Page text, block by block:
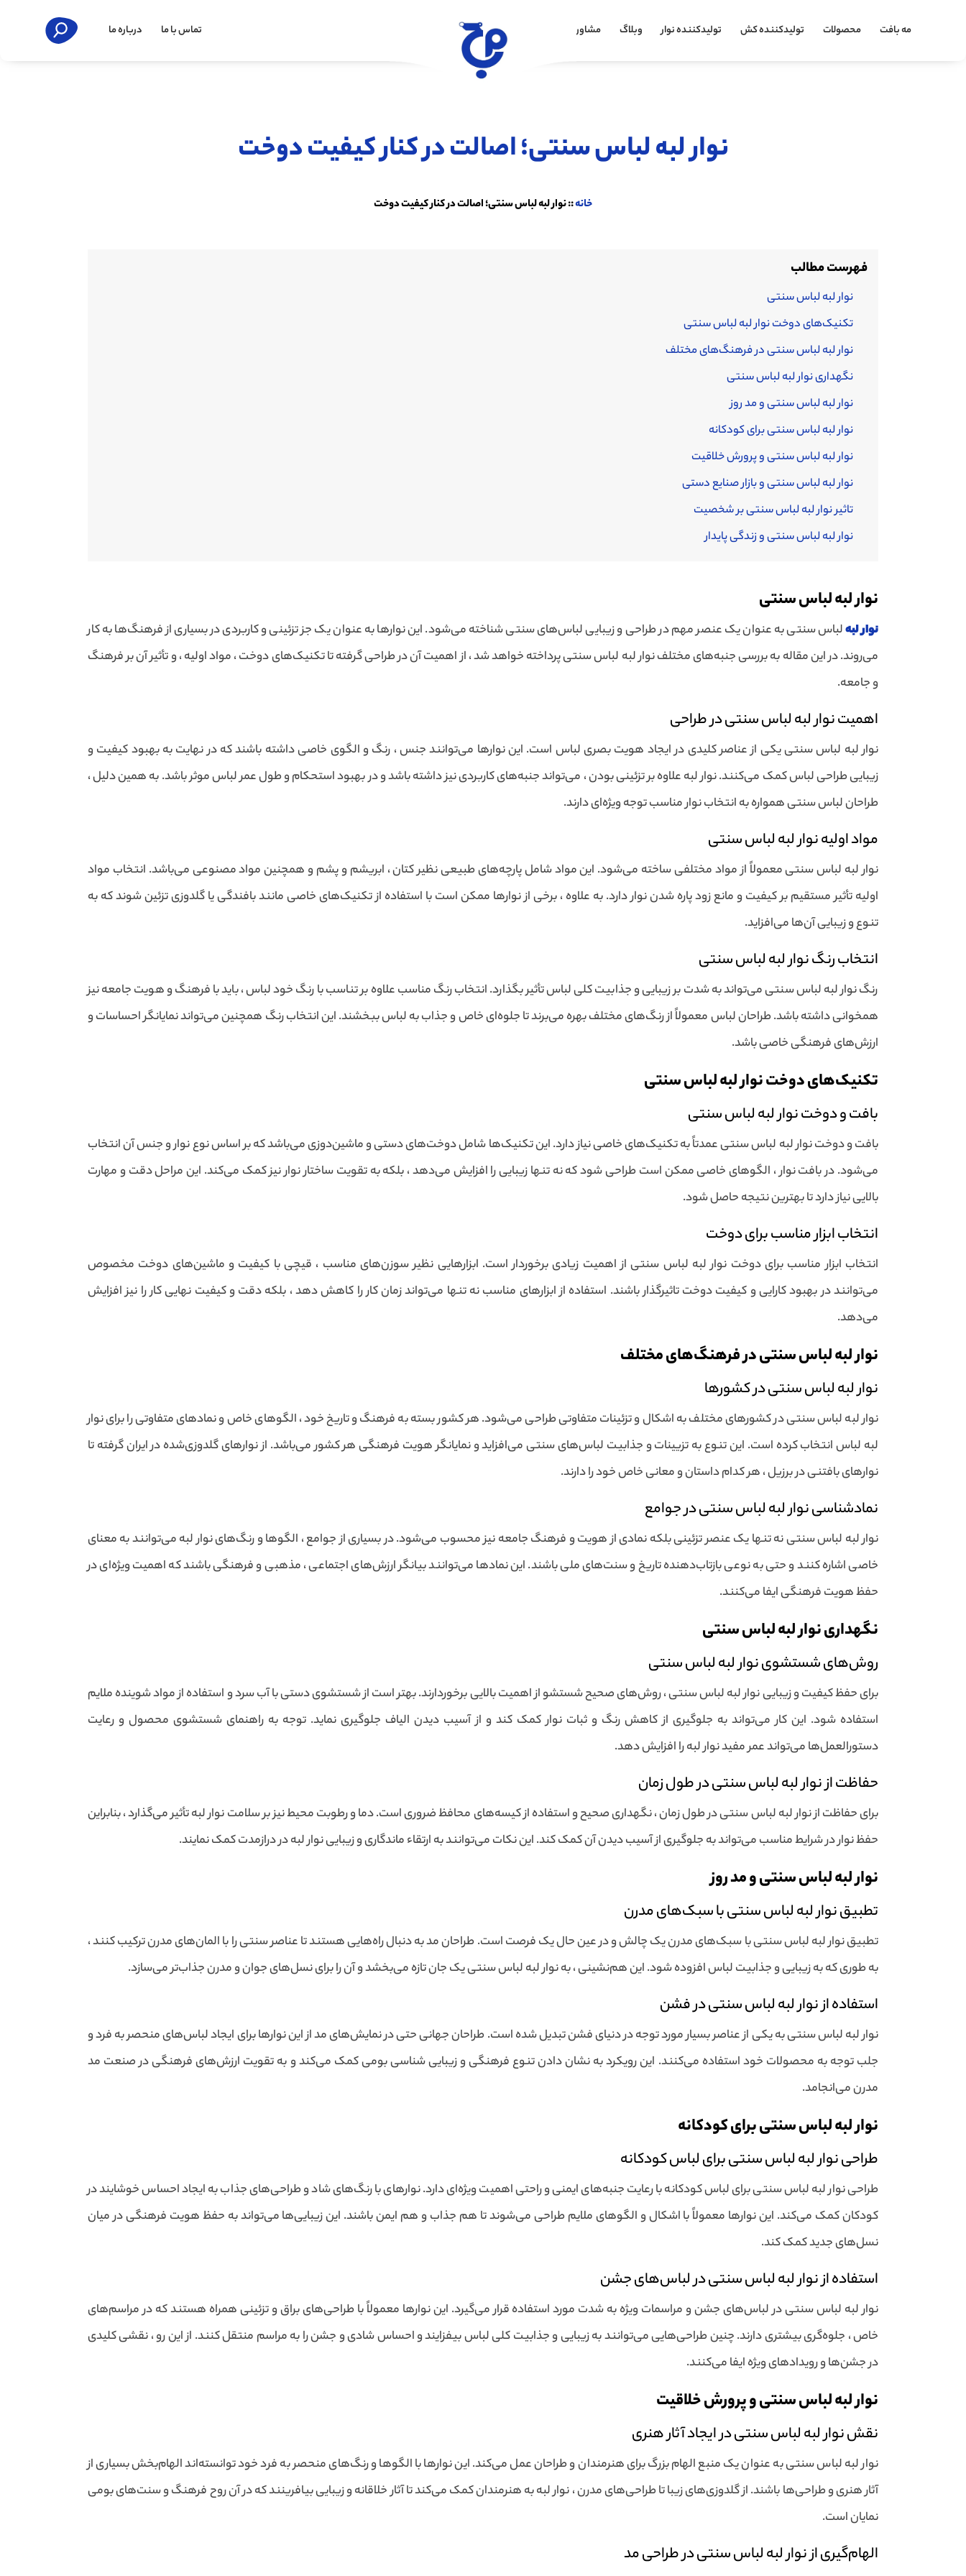
مه بافت محصولات تولیدکننده کش تولیدکننده نوار وبلاگ مشاوره خرید تماس با ما درباره ما
نوار لبه لباس سنتی؛ اصالت در کنار کیفیت دوخت
خانه::نوار لبه لباس سنتی؛ اصالت در کنار کیفیت دوخت
فهرست مطالب
نوار لبه لباس سنتی
تکنیک‌های دوخت نوار لبه لباس سنتی
نوار لبه لباس سنتی در فرهنگ‌های مختلف
نگهداری نوار لبه لباس سنتی
نوار لبه لباس سنتی و مد روز
نوار لبه لباس سنتی برای کودکانه
نوار لبه لباس سنتی و پرورش خلاقیت
نوار لبه لباس سنتی و بازار صنایع دستی
تاثیر نوار لبه لباس سنتی بر شخصیت
نوار لبه لباس سنتی و زندگی پایدار
نوار لبه لباس سنتی
نوار لبهلباس سنتی به عنوان یک عنصر مهم در طراحی و زیبایی لباس‌های سنتی شناخته می‌شود. این نوارها به عنوان یک جز تزئینی و کاربردی در بسیاری از فرهنگ‌ها به کار
می‌روند. در این مقاله به بررسی جنبه‌های مختلف نوار لبه لباس سنتی پرداخته خواهد شد ، از اهمیت آن در طراحی گرفته تا تکنیک‌های دوخت ، مواد اولیه ، و تأثیر آن بر فرهنگ
و جامعه.
اهمیت نوار لبه لباس سنتی در طراحی
نوار لبه لباس سنتی یکی از عناصر کلیدی در ایجاد هویت بصری لباس است. این نوارها می‌توانند جنس ، رنگ و الگوی خاصی داشته باشند که در نهایت به بهبود کیفیت و
زیبایی طراحی لباس کمک می‌کنند. نوار لبه علاوه بر تزئینی بودن ، می‌تواند جنبه‌های کاربردی نیز داشته باشد و در بهبود استحکام و طول عمر لباس موثر باشد. به همین دلیل ،
طراحان لباس سنتی همواره به انتخاب نوار مناسب توجه ویژه‌ای دارند.
مواد اولیه نوار لبه لباس سنتی
نوار لبه لباس سنتی معمولاً از مواد مختلفی ساخته می‌شود. این مواد شامل پارچه‌های طبیعی نظیر کتان ، ابریشم و پشم و همچنین مواد مصنوعی می‌باشد. انتخاب مواد
اولیه تأثیر مستقیم بر کیفیت و مانع زود پاره شدن نوار دارد. به علاوه ، برخی از نوارها ممکن است با استفاده از تکنیک‌های خاصی مانند بافندگی یا گلدوزی تزئین شوند که به
تنوع و زیبایی آن‌ها می‌افزاید.
انتخاب رنگ نوار لبه لباس سنتی
رنگ نوار لبه لباس سنتی می‌تواند به شدت بر زیبایی و جذابیت کلی لباس تأثیر بگذارد. انتخاب رنگ مناسب علاوه بر تناسب با رنگ خود لباس ، باید با فرهنگ و هویت جامعه نیز
همخوانی داشته باشد. طراحان لباس معمولاً از رنگ‌های مختلف بهره می‌برند تا جلوه‌ای خاص و جذاب به لباس ببخشند. این انتخاب رنگ همچنین می‌تواند نمایانگر احساسات و
ارزش‌های فرهنگی خاصی باشد.
تکنیک‌های دوخت نوار لبه لباس سنتی
بافت و دوخت نوار لبه لباس سنتی
بافت و دوخت نوار لبه لباس سنتی عمدتاً به تکنیک‌های خاصی نیاز دارد. این تکنیک‌ها شامل دوخت‌های دستی و ماشین‌دوزی می‌باشد که بر اساس نوع نوار و جنس آن انتخاب
می‌شود. در بافت نوار ، الگوهای خاصی ممکن است طراحی شود که نه تنها زیبایی را افزایش می‌دهد ، بلکه به تقویت ساختار نوار نیز کمک می‌کند. این مراحل دقت و مهارت
بالایی نیاز دارد تا بهترین نتیجه حاصل شود.
انتخاب ابزار مناسب برای دوخت
انتخاب ابزار مناسب برای دوخت نوار لبه لباس سنتی از اهمیت زیادی برخوردار است. ابزارهایی نظیر سوزن‌های مناسب ، قیچی با کیفیت و ماشین‌های دوخت مخصوص
می‌توانند در بهبود کارایی و کیفیت دوخت تاثیرگذار باشند. استفاده از ابزارهای مناسب نه تنها می‌تواند زمان کار را کاهش دهد ، بلکه دقت و کیفیت نهایی کار را نیز افزایش
می‌دهد.
نوار لبه لباس سنتی در فرهنگ‌های مختلف
نوار لبه لباس سنتی در کشورها
نوار لبه لباس سنتی در کشورهای مختلف به اشکال و تزئینات متفاوتی طراحی می‌شود. هر کشور بسته به فرهنگ و تاریخ خود ، الگوهای خاص و نمادهای متفاوتی را برای نوار
لبه لباس انتخاب کرده است. این تنوع به تزیینات و جذابیت لباس‌های سنتی می‌افزاید و نمایانگر هویت فرهنگی هر کشور می‌باشد. از نوارهای گلدوزی‌شده در ایران گرفته تا
نوارهای بافتنی در برزیل ، هر کدام داستان و معانی خاص خود را دارند.
نمادشناسی نوار لبه لباس سنتی در جوامع
نوار لبه لباس سنتی نه تنها یک عنصر تزئینی بلکه نمادی از هویت و فرهنگ جامعه نیز محسوب می‌شود. در بسیاری از جوامع ، الگوها و رنگ‌های نوار لبه می‌توانند به معنای
خاصی اشاره کنند و حتی به نوعی بازتاب‌دهنده تاریخ و سنت‌های ملی باشند. این نمادها می‌توانند بیانگر ارزش‌های اجتماعی ، مذهبی و فرهنگی باشند که اهمیت ویژه‌ای در
حفظ هویت فرهنگی ایفا می‌کنند.
نگهداری نوار لبه لباس سنتی
روش‌های شستشوی نوار لبه لباس سنتی
برای حفظ کیفیت و زیبایی نوار لبه لباس سنتی ، روش‌های صحیح شستشو از اهمیت بالایی برخوردارند. بهتر است از شستشوی دستی با آب سرد و استفاده از مواد شوینده ملایم
استفاده شود. این کار می‌تواند به جلوگیری از کاهش رنگ و ثبات نوار کمک کند و از آسیب دیدن الیاف جلوگیری نماید. توجه به راهنمای شستشوی محصول و رعایت
دستورالعمل‌ها می‌تواند عمر مفید نوار لبه را افزایش دهد.
حفاظت از نوار لبه لباس سنتی در طول زمان
برای حفاظت از نوار لبه لباس سنتی در طول زمان ، نگهداری صحیح و استفاده از کیسه‌های محافظ ضروری است. دما و رطوبت محیط نیز بر سلامت نوار لبه تأثیر می‌گذارد ، بنابراین
حفظ نوار در شرایط مناسب می‌تواند به جلوگیری از آسیب دیدن آن کمک کند. این نکات می‌توانند به ارتقاء ماندگاری و زیبایی نوار لبه در درازمدت کمک نمایند.
نوار لبه لباس سنتی و مد روز
تطبیق نوار لبه لباس سنتی با سبک‌های مدرن
تطبیق نوار لبه لباس سنتی با سبک‌های مدرن یک چالش و در عین حال یک فرصت است. طراحان مد به دنبال راه‌هایی هستند تا عناصر سنتی را با المان‌های مدرن ترکیب کنند ،
به طوری که به زیبایی و جذابیت لباس افزوده شود. این هم‌نشینی ، به نوار لبه لباس سنتی یک جان تازه می‌بخشد و آن را برای نسل‌های جوان و مدرن جذاب‌تر می‌سازد.
استفاده از نوار لبه لباس سنتی در فشن
نوار لبه لباس سنتی به یکی از عناصر بسیار مورد توجه در دنیای فشن تبدیل شده است. طراحان جهانی حتی در نمایش‌های مد از این نوارها برای ایجاد لباس‌های منحصر به فرد و
جلب توجه به محصولات خود استفاده می‌کنند. این رویکرد به نشان دادن تنوع فرهنگی و زیبایی شناسی بومی کمک می‌کند و به تقویت ارزش‌های فرهنگی در صنعت مد
مدرن می‌انجامد.
نوار لبه لباس سنتی برای کودکانه
طراحی نوار لبه لباس سنتی برای لباس کودکانه
طراحی نوار لبه لباس سنتی برای لباس کودکانه با رعایت جنبه‌های ایمنی و راحتی اهمیت ویژه‌ای دارد. نوارهای با رنگ‌های شاد و طراحی‌های جذاب به ایجاد احساس خوشایند در
کودکان کمک می‌کند. این نوارها معمولاً با اشکال و الگوهای ملایم طراحی می‌شوند تا هم جذاب و هم ایمن باشند. این زیبایی‌ها می‌تواند به حفظ هویت فرهنگی در میان
نسل‌های جدید کمک کند.
استفاده از نوار لبه لباس سنتی در لباس‌های جشن
نوار لبه لباس سنتی در لباس‌های جشن و مراسمات ویژه به شدت مورد استفاده قرار می‌گیرد. این نوارها معمولاً با طراحی‌های براق و تزئینی همراه هستند که در مراسم‌های
خاص ، جلوه‌گری بیشتری دارند. چنین طراحی‌هایی می‌توانند به زیبایی و جذابیت کلی لباس بیفزایند و احساس شادی و جشن را به مراسم منتقل کنند. از این رو ، نقشی کلیدی
در جشن‌ها و رویدادهای ویژه ایفا می‌کنند.
نوار لبه لباس سنتی و پرورش خلاقیت
نقش نوار لبه لباس سنتی در ایجاد آثار هنری
نوار لبه لباس سنتی به عنوان یک منبع الهام بزرگ برای هنرمندان و طراحان عمل می‌کند. این نوارها با الگوها و رنگ‌های منحصر به فرد خود توانسته‌اند الهام‌بخش بسیاری از
آثار هنری و طراحی‌ها باشند. از گلدوزی‌های زیبا تا طراحی‌های مدرن ، نوار لبه به هنرمندان کمک می‌کند تا آثار خلاقانه و زیبایی بیافرینند که در آن روح فرهنگ و سنت‌های بومی
نمایان است.
الهام‌گیری از نوار لبه لباس سنتی در طراحی مد